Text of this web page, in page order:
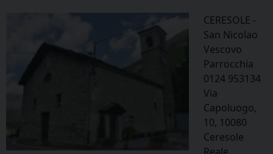
CERESOLE -
San Nicolao
Vescovo
Parrocchia
0124 953134
Via
Capoluogo,
10, 10080
Ceresole